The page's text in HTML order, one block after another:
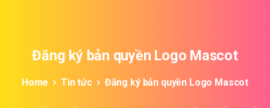
Đăng ký bản quyền Logo Mascot
Home Tin tức Đăng ký bản quyền Logo Mascot